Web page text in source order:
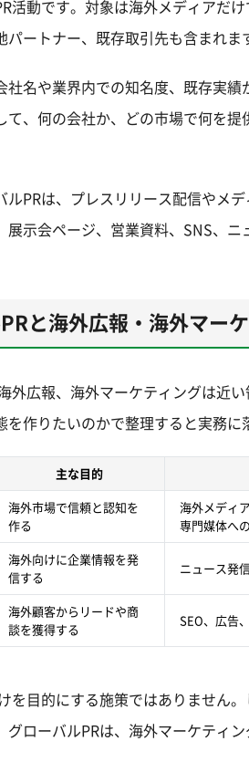
活動です。対象は海外メディアだ
ートナー、既存取引先も含まれま
社名や業界内での知名度、既存実
て、何の会社か、どの市場で何を
ルPRは、プレスリリース配信やメ
展示会ページ、営業資料、SNS、
と海外広報・海外マー
外広報、海外マーケティングは近
を作りたいのかで整理すると実務に
主な目的
海外市場で信頼と認知を
作る
海外メディ
専門媒体へ
海外向けに企業情報を発
信する
ニュース発
海外顧客からリードや商
談を獲得する
SEO、広告
を目的にする施策ではありません
グローバルPRは、海外マーケティ